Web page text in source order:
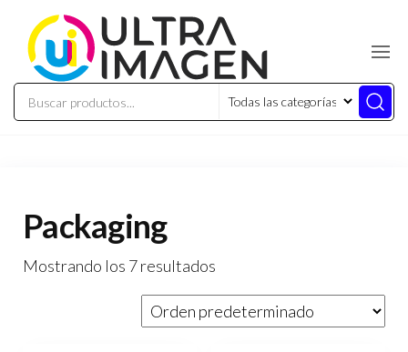
Packaging
Mostrando los 7 resultados